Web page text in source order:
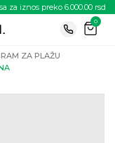
za iznos preko 6.000.00 rsd
0
ZA PLAŽU